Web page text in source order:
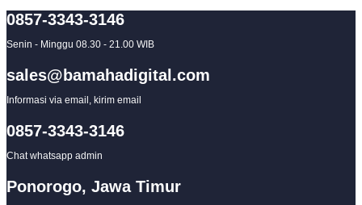
0857-3343-3146
Senin - Minggu 08.30 - 21.00 WIB
sales@bamahadigital.com
Informasi via email, kirim email
0857-3343-3146
Chat whatsapp admin
Ponorogo, Jawa Timur